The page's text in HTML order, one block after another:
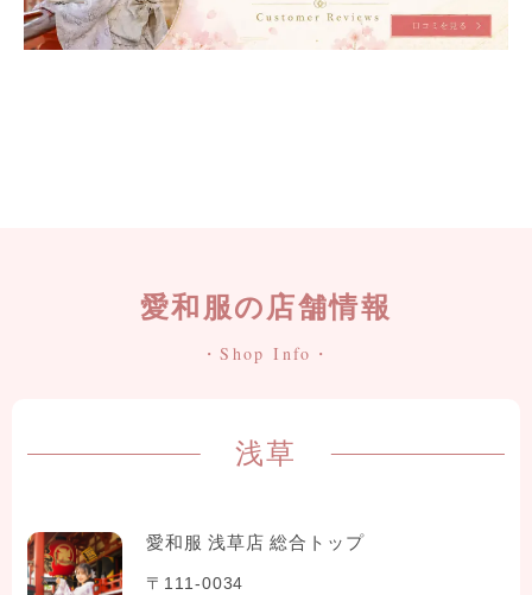
愛和服の店舗情報
・Shop Info・
浅草
愛和服 浅草店 総合トップ
〒111-0034